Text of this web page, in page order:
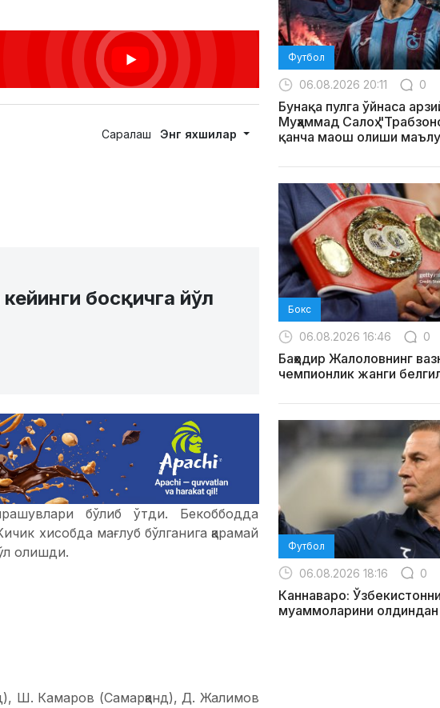
Саралаш Энг яхшилар
босқичга йўл
бўлиб ўтди. Бекоббодда
хисобда мағлуб бўлганига қарамай
олишди.
Ш. Камаров (Самарқанд), Д. Жалимов
Футбол
06.08.2026 20:11 0
Бунақа пулга ўйнаса
Муҳаммад Салоҳ
қанча маош олиши
Бокс
06.08.2026 16:46 0
Баҳодир Жалоловнинг
чемпионлик жанги
Футбол
06.08.2026 18:16 0
Каннаваро:
муаммоларини олдиндан